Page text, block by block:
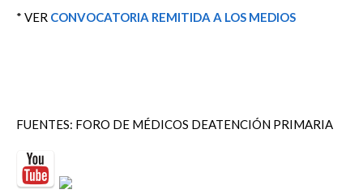
* VER CONVOCATORIA REMITIDA A LOS MEDIOS
FUENTES: FORO DE MÉDICOS DEATENCIÓN PRIMARIA